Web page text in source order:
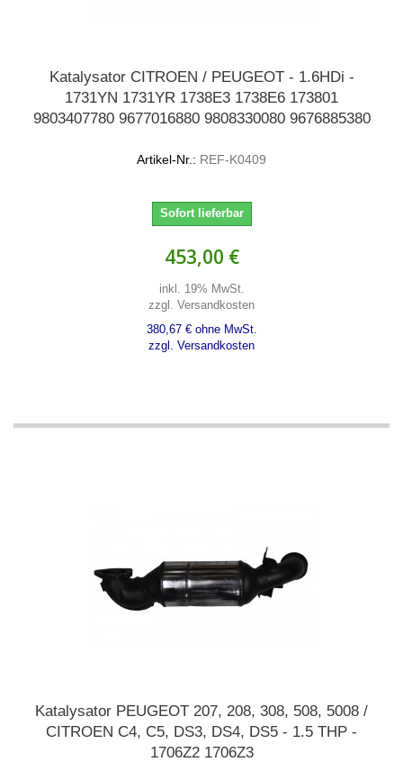
Katalysator CITROEN / PEUGEOT - 1.6HDi -
1731YN 1731YR 1738E3 1738E6 173801
9803407780 9677016880 9808330080 9676885380
Artikel-Nr.: REF-K0409
Sofort lieferbar
453,00 €
inkl. 19% MwSt.
zzgl. Versandkosten
380,67 € ohne MwSt.
zzgl. Versandkosten
Katalysator PEUGEOT 207, 208, 308, 508, 5008 /
CITROEN C4, C5, DS3, DS4, DS5 - 1.5 THP -
1706Z2 1706Z3